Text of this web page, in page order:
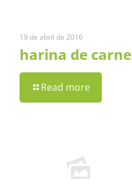
19 de abril de 2016
harina de carne
Read more